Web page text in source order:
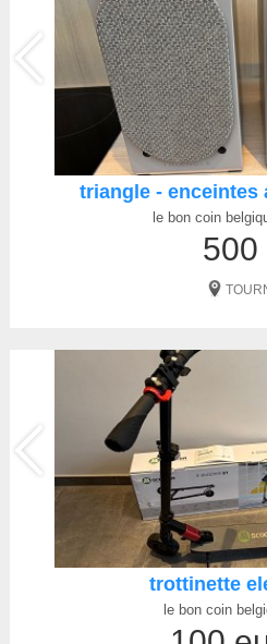
triangle - enceintes
le bon coin
500
trottinette
le bon coin